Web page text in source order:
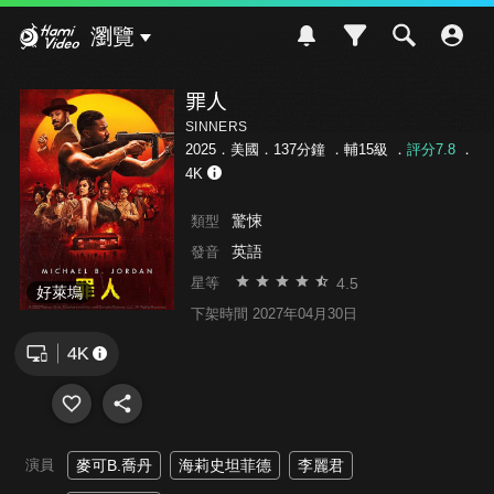
瀏覽
好萊塢
罪人
SINNERS
2025．美國．137分鐘 ． 輔15級 ． 評分7.8．
4K
類型 驚悚
發音 英語
星等 4.5
下架時間 2027年04月30日
演員 麥可B.喬丹 海莉史坦菲德 李麗君